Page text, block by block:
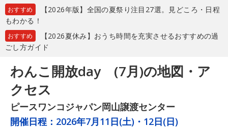
おすすめ
【2026年版】全国の夏祭り注目27選。見どころ・日程
もわかる！
おすすめ
【2026夏休み】おうち時間を充実させるおすすめの過
ごし方ガイド
わんこ開放day (7月)の地図・ア
クセス
ピースワンコジャパン岡山譲渡センター
開催日程： 2026年7月11日(土)・12日(日)